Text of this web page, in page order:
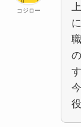
コジロー
す